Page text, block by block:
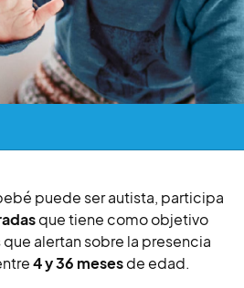
puede ser autista, participa
que tiene como objetivo
alertan sobre la presencia
4 y 36 mesesde edad.